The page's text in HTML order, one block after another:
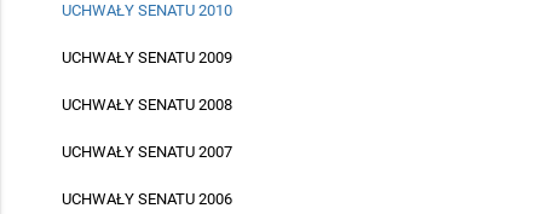
UCHWAŁY SENATU 2010
UCHWAŁY SENATU 2009
UCHWAŁY SENATU 2008
UCHWAŁY SENATU 2007
UCHWAŁY SENATU 2006